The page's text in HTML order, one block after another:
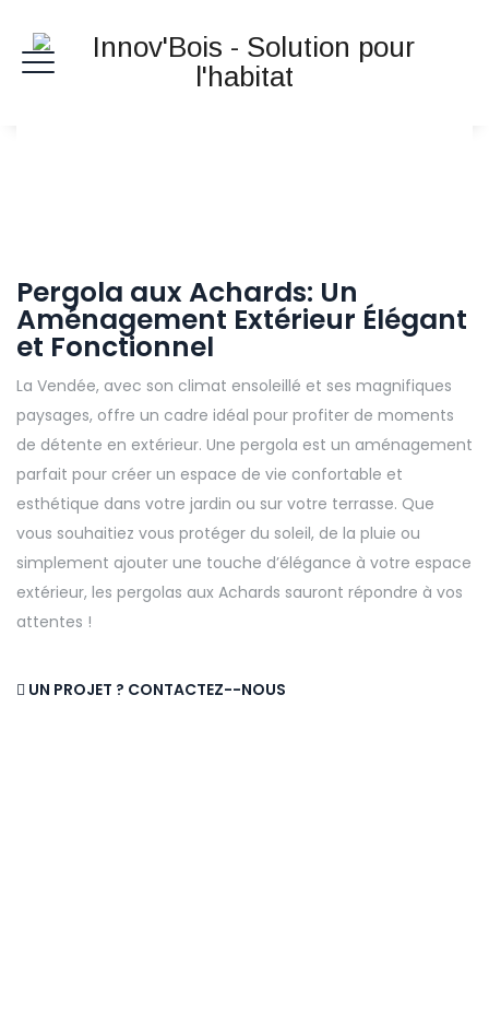
Pergola aux Achards: Un
Aménagement Extérieur Élégant
et Fonctionnel
La Vendée, avec son climat ensoleillé et ses magnifiques
paysages, offre un cadre idéal pour profiter de moments
de détente en extérieur. Une pergola est un aménagement
parfait pour créer un espace de vie confortable et
esthétique dans votre jardin ou sur votre terrasse. Que
vous souhaitiez vous protéger du soleil, de la pluie ou
simplement ajouter une touche d’élégance à votre espace
extérieur, les pergolas aux Achards sauront répondre à vos
attentes !
UN PROJET ? CONTACTEZ--NOUS